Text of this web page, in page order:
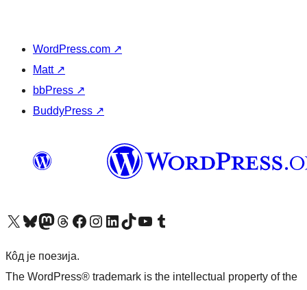
WordPress.com ↗
Matt ↗
bbPress ↗
BuddyPress ↗
Visit our X (formerly Twitter) account
Посетите наш Bluesky налог
Visit our Mastodon account
Посетите наш налог на Threads-у Visit our Facebook pageПосетите наш Инстаграм налог
Visit our LinkedIn account
Посетите наш TikTok налог
Visit our YouTube channel
Посетите наш Tumblr налог
Кôд је поезија.
The WordPress® trademark is the intellectual property of the